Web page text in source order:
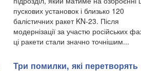
пускових установок і близько 120
балістичних ракет KN-23. Після
модернізації за участю російських
ці ракети стали значно точнішим...
Три помилки, які